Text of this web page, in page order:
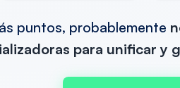
puntos, probablemente
para unificar y